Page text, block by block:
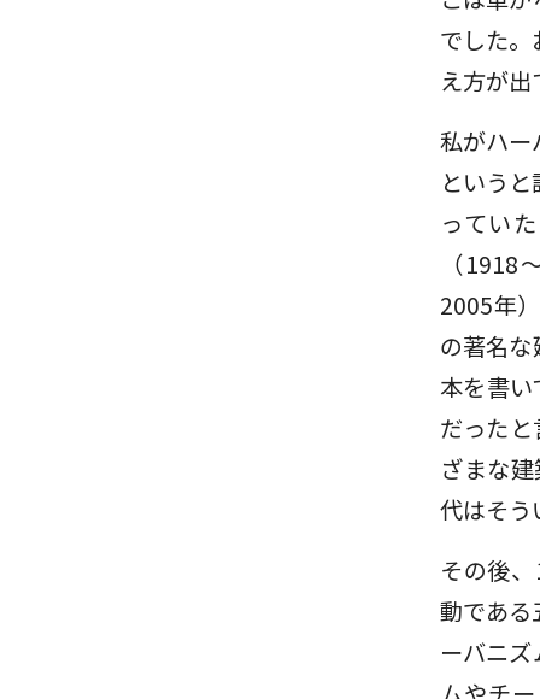
でした
え方が出
私がハー
という
ってい
（
2005年
の著名
本を書
だった
ざまな
代はそう
その後
動である
ーバニ